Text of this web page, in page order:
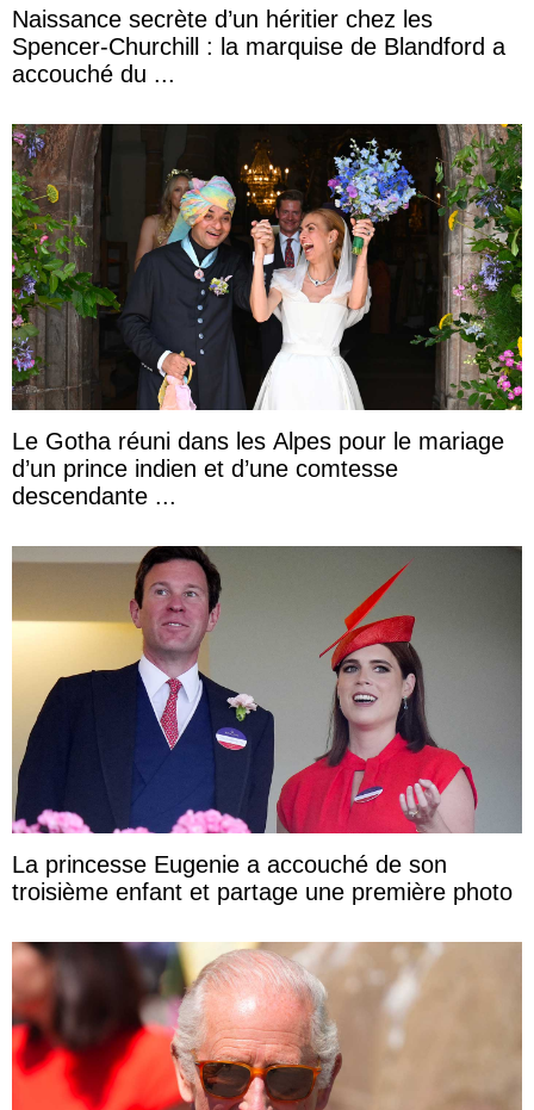
Naissance secrète d’un héritier chez les
Spencer-Churchill : la marquise de Blandford a
accouché du ...
Le Gotha réuni dans les Alpes pour le mariage
d’un prince indien et d’une comtesse
descendante ...
La princesse Eugenie a accouché de son
troisième enfant et partage une première photo